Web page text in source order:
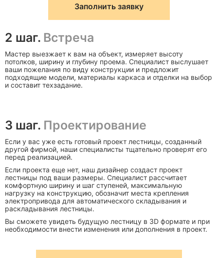
Заполнить заявку
2 шаг. Встреча
Мастер выезжает к вам на объект, измеряет высоту
потолков, ширину и глубину проема. Специалист выслушает
ваши пожелания по виду конструкции и предложит
подходящие модели, материалы каркаса и отделки на выбор
и составит техзадание.
3 шаг. Проектирование
Если у вас уже есть готовый проект лестницы, созданный
другой фирмой, наши специалисты тщательно проверят его
перед реализацией.
Если проекта еще нет, наш дизайнер создаст проект
лестницы под ваши размеры. Специалист рассчитает
комфортную ширину и шаг ступеней, максимальную
нагрузку на конструкцию, обозначит места крепления
электропривода для автоматического складывания и
раскладывания лестницы.
Вы сможете увидеть будущую лестницу в 3D формате и при
необходимости внести изменения или дополнения в проект.